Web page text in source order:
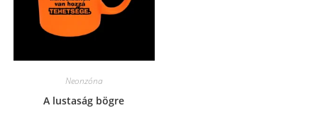
Neonzóna
A lustaság bögre